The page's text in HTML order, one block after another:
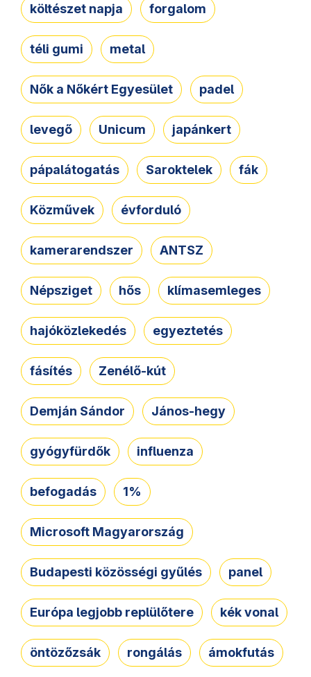
költészet napja forgalom
téli gumi metal
Nők a Nőkért Egyesület padel
levegő Unicum japánkert
pápalátogatás Saroktelek fák
Közművek évforduló
kamerarendszer ANTSZ
Népsziget hős klímasemleges
hajóközlekedés egyeztetés
fásítés Zenélő-kút
Demján Sándor János-hegy
gyógyfürdők influenza
befogadás 1%
Microsoft Magyarország
Budapesti közösségi gyűlés panel
Európa legjobb replülőtere kék vonal
öntözőzsák rongálás ámokfutás